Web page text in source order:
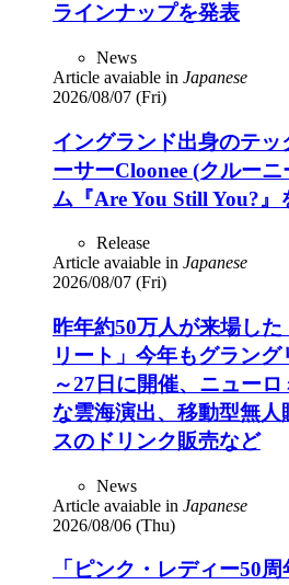
ラインナップを発表
News
Article avaiable in Japanese
2026/08/07 (Fri)
イングランド出身のテ
ーサーCloonee (クルー
ム『Are You Still You?』
Release
Article avaiable in Japanese
2026/08/07 (Fri)
昨年約50万人が来場し
リート」今年もグラング
～27日に開催、ニュー
な雲海演出、移動型無
スのドリンク販売など
News
Article avaiable in Japanese
2026/08/06 (Thu)
「ピンク・レディー50